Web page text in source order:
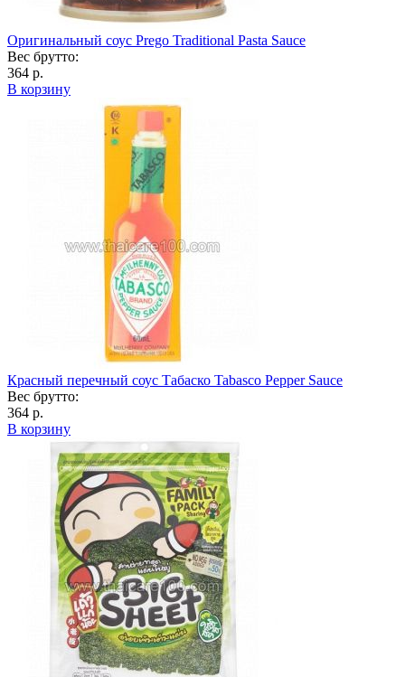
Оригинальный соус Prego Traditional Pasta Sauce
Вес брутто:
364 р.
В корзину
Красный перечный соус Табаско Tabasco Pepper Sauce
Вес брутто:
364 р.
В корзину